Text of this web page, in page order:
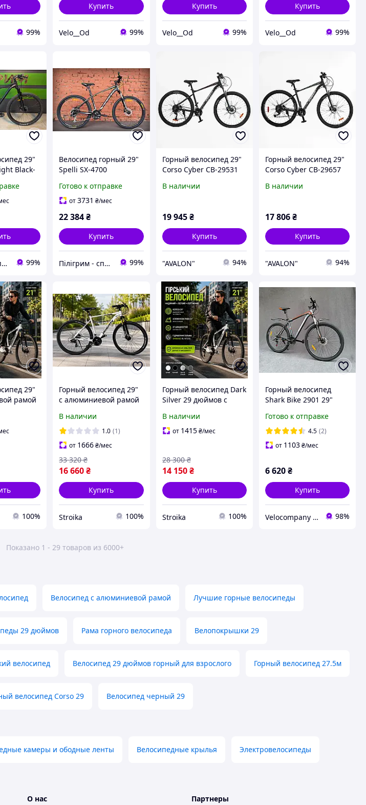
99%
Купить
Velo__Od 99%
Купить
Velo__Od 99%
Купить
Velo__Od 99%
29"
Black-
Пілігрим - спеціалізований велосипедний магазин 99%
Велосипед горный 29"
Spelli SX-4700
(рост 172-180 см.)
Готово к отправке
от3731 ₴/мес
22 384₴
Купить
Пілігрим - спеціалізований велосипедний магазин 99%
Горный велосипед 29"
Corso Cyber CB-29531
21", 27 скоростей,
В наличии
19 945 ₴
Купить
"AVALON" 94%
Горный велосипед 29"
Corso Cyber CB-29657
21", 27 скоростей,
В наличии
17 806₴
Купить
"AVALON" 94%
29"
рамой
100%
Горный велосипед 29"
с алюминиевой рамой
тормозами Shimano
Белый
В наличии
1.0 (1)
от 1666₴/мес
16 660₴
33 320 ₴
Купить
Stroika 100%
Горный велосипед Dark
Silver 29 дюймов с
21 дюйм прочный для
пересеченной
В наличии
от 1415 ₴/мес
14 150 ₴
28 300 ₴
Купить
Stroika 100%
Горный велосипед
Shark Bike 2901 29"
SHIMANO
Готово к отправке
4.5 (2)
от 1103₴/мес
6 620₴
Купить
Velocompany - магазин велосипедов, аксессуаров и запчастей. Дропшипинг, оптовая торговля. 98%
Показано 1 - 29 товаров из 6000+
Велосипед с алюминиевой рамой Лучшие горные велосипеды
29 дюймов Рама горного велосипеда Велопокрышки 29
велосипед Велосипед 29 дюймов горный для взрослого Горный велосипед 27.5м
велосипед Corso 29 Велосипед черный 29
камеры и ободные ленты Велосипедные крылья Электровелосипеды
О нас Партнеры